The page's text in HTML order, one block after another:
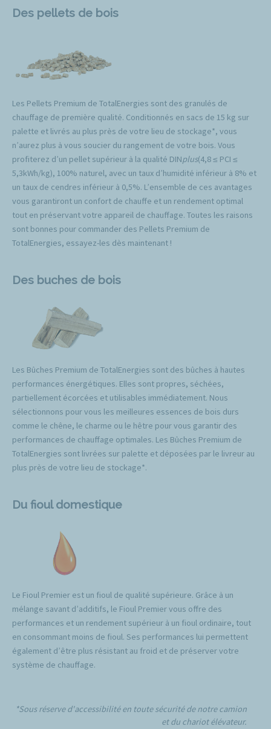
Des pellets de bois
Les Pellets Premium de TotalEnergies sont des granulés de
chauffage de première qualité. Conditionnés en sacs de 15 kg sur
palette et livrés au plus près de votre lieu de stockage*, vous
n’aurez plus à vous soucier du rangement de votre bois. Vous
profiterez d’un pellet supérieur à la qualité DINplus(4,8 ≤ PCI ≤
5,3kWh/kg), 100% naturel, avec un taux d’humidité inférieur à 8% et
un taux de cendres inférieur à 0,5%. L’ensemble de ces avantages
vous garantiront un confort de chauffe et un rendement optimal
tout en préservant votre appareil de chauffage. Toutes les raisons
sont bonnes pour commander des Pellets Premium de
TotalEnergies, essayez-les dès maintenant !
Des buches de bois
Les Bûches Premium de TotalEnergies sont des bûches à hautes
performances énergétiques. Elles sont propres, séchées,
partiellement écorcées et utilisables immédiatement. Nous
sélectionnons pour vous les meilleures essences de bois durs
comme le chêne, le charme ou le hêtre pour vous garantir des
performances de chauffage optimales. Les Bûches Premium de
TotalEnergies sont livrées sur palette et déposées par le livreur au
plus près de votre lieu de stockage*.
Du fioul domestique
Le Fioul Premier est un fioul de qualité supérieure. Grâce à un
mélange savant d’additifs, le Fioul Premier vous offre des
performances et un rendement supérieur à un fioul ordinaire, tout
en consommant moins de fioul. Ses performances lui permettent
également d’être plus résistant au froid et de préserver votre
système de chauffage.
*Sous réserve d'accessibilité en toute sécurité de notre camion
et du chariot élévateur.